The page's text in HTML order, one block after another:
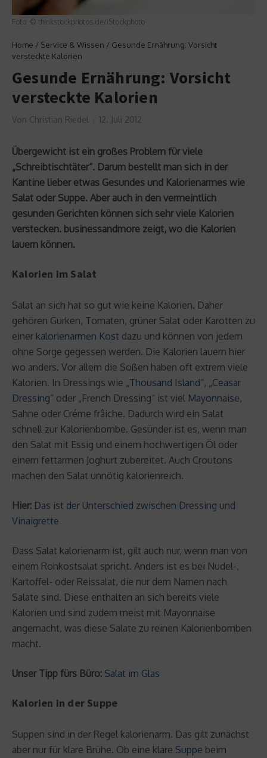
Foto: © thinkstockphotos.de/iStockphoto
Home / Service & Wissen / Gesunde Ernährung: Vorsicht
versteckte Kalorien
Gesunde Ernährung: Vorsicht
versteckte Kalorien
Von Christian Riedel 12. Juli 2012
Übergewicht ist ein großes Problem für viele
„Schreibtischtäter“. Darum bestellt man sich in der
Kantine lieber etwas Gesundes und Kalorienarmes wie
Salat oder Suppe. Aber auch in den vermeintlich
gesunden Gerichten können sich sehr viele Kalorien
verstecken. businessandmore zeigt, wo die Kalorien
lauern können.
Kalorien im Salat
Salat an sich hat so gut wie keine Kalorien. Daher
gehören Gurken, Tomaten, grüner Salat oder Karotten zu
einer kalorienarmen Kost dazu und können von jedem
ohne Sorge gegessen werden. Die Kalorien lauern hier
wo anders. Vor allem die Soßen haben oft extrem viele
Kalorien. In Dressings wie „Thousand Island“, „Ceasar
Dressing“ oder „French Dressing“ ist viel Mayonnaise,
Sahne oder Créme frâiche. Dadurch wird ein Salat
schnell zur Kalorienbombe. Gesünder ist es, wenn man
den Salat mit Essig und einem hochwertigen Öl oder
einem fettarmen Joghurt zubereitet. Auch Croutons
machen den Salat unnötig kalorienreich.
Hier: Das ist der Unterschied zwischen Dressing und
Vinaigrette
Dass Salat kalorienarm ist, gilt auch nur, wenn man von
einem Rohkostsalat spricht. Anders ist es bei Nudel-,
Kartoffel- oder Reissalat, die nur dem Namen nach
Salate sind. Diese enthalten an sich bereits viele
Kalorien und sind zudem meist mit Mayonnaise
angemacht, was diese Salate zu reinen Kalorienbomben
macht.
Unser Tipp fürs Büro: Salat im Glas
Kalorien in der Suppe
Suppen sind in der Regel kalorienarm. Das gilt zunächst
aber nur für klare Brühe. Ob eine klare Suppe beim